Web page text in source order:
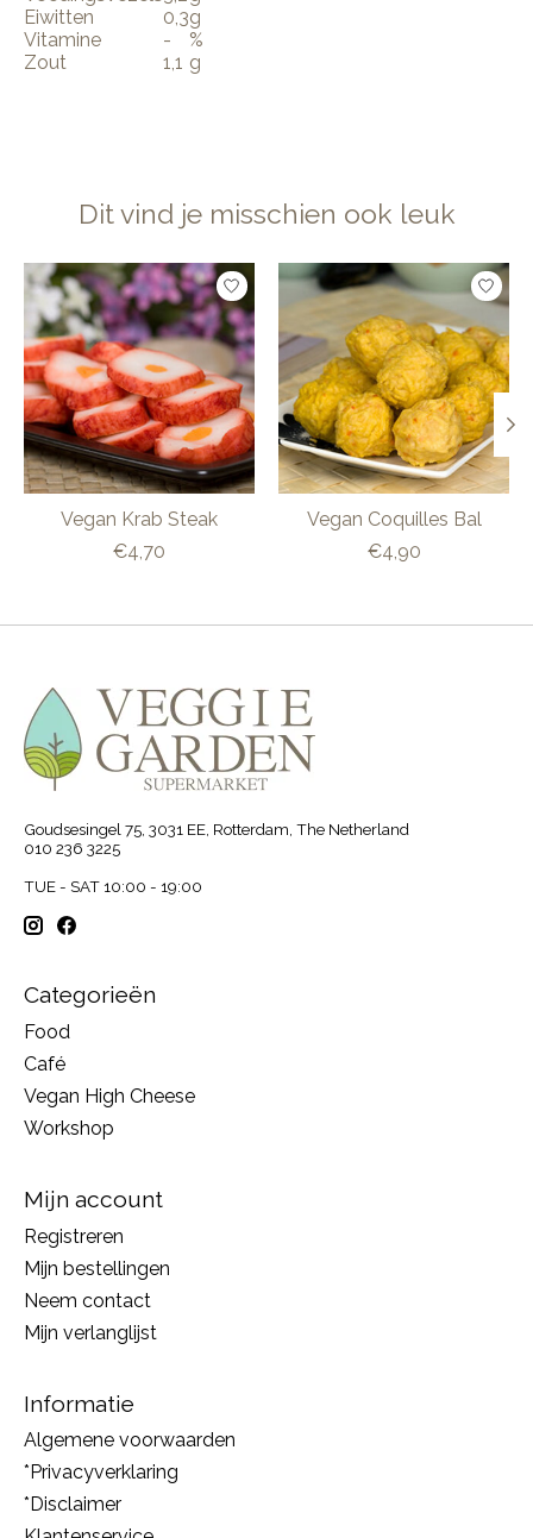
Eiwitten
0,3g
Vitamine
-
%
Zout
1,1 g
Dit vind je misschien ook leuk
Items van productcarrousel
Vegan Krab Steak
€4,70
Vegan Coquilles Bal
€4,90
Goudsesingel 75, 3031 EE, Rotterdam, The Netherland
010 236 3225
TUE - SAT 10:00 - 19:00
Categorieën
Food
Café
Vegan High Cheese
Workshop
Mijn account
Registreren
Mijn bestellingen
Neem contact
Mijn verlanglijst
Informatie
Algemene voorwaarden
*Privacyverklaring
*Disclaimer